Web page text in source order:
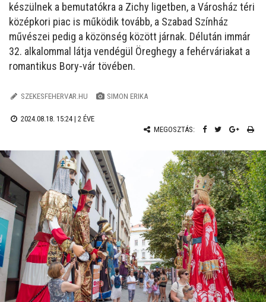
készülnek a bemutatókra a Zichy ligetben, a Városház téri
középkori piac is működik tovább, a Szabad Színház
művészei pedig a közönség között járnak. Délután immár
32. alkalommal látja vendégül Öreghegy a fehérváriakat a
romantikus Bory-vár tövében.
SZEKESFEHERVAR.HU SIMON ERIKA
2024.08.18. 15:24 | 2 ÉVE
MEGOSZTÁS: